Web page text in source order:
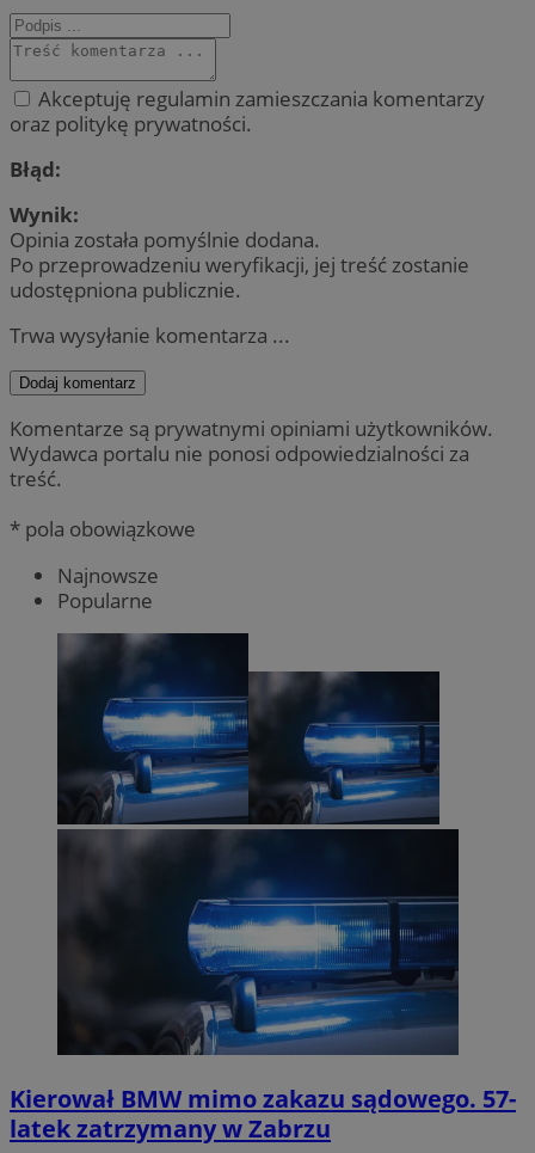
Akceptuję regulamin zamieszczania komentarzy
oraz politykę prywatności.
Błąd:
Wynik:
Opinia została pomyślnie dodana.
Po przeprowadzeniu weryfikacji, jej treść zostanie
udostępniona publicznie.
Trwa wysyłanie komentarza ...
Dodaj komentarz
Komentarze są prywatnymi opiniami użytkowników.
Wydawca portalu nie ponosi odpowiedzialności za
treść.
* pola obowiązkowe
Najnowsze
Popularne
Kierował BMW mimo zakazu sądowego. 57-
latek zatrzymany w Zabrzu